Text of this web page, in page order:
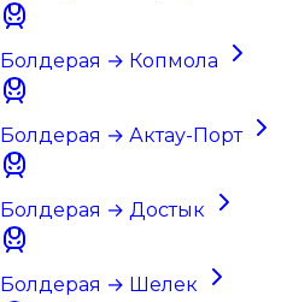
Болдерая → Копмола
Болдерая → Актау-Порт
Болдерая → Достык
Болдерая → Шелек